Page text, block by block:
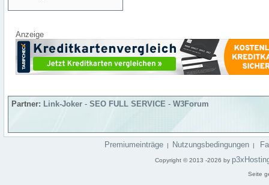
Anzeige
Partner: Link-Joker - SEO FULL SERVICE - W3Forum
Premiumeinträge | Nutzungsbedingungen |
Copyright © 2013 -2026 by
Seite